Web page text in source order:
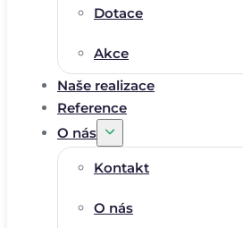
Dotace
Akce
Naše realizace
Reference
O nás
Kontakt
O nás